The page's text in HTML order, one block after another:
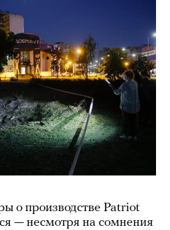
о производстве Patriot
— несмотря на сомнения